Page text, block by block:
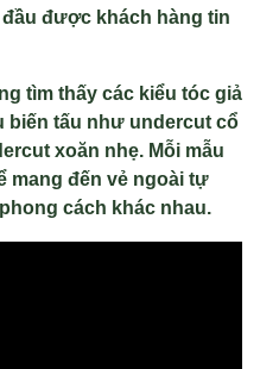
được khách hàng tin
tìm thấy các kiểu tóc giả
biến tấu như undercut cổ
xoăn nhẹ. Mỗi mẫu
mang đến vẻ ngoài tự
cách khác nhau.